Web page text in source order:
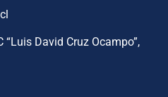
“Luis David Cruz Ocampo”,